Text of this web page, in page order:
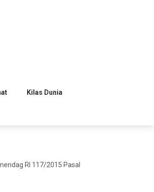
Kilas Dunia
RI 117/2015 Pasal